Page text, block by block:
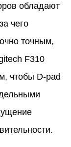
обладают
чего
точным,
F310
чтобы D-pad